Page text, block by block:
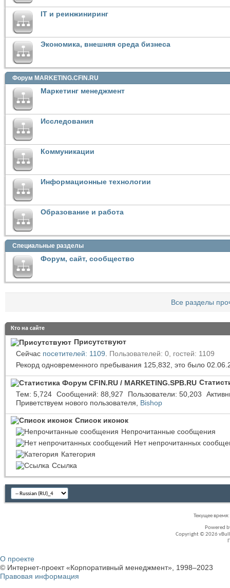
IT и реинжиниринг
Экономика, внешняя среда бизнеса
Форум MARKETING.CFIN.RU
Маркетинг менеджмент
Исследования
Коммуникации
Информационные технологии
Образование и работа
Специальные разделы
Форум, сайт, сообщество
Все разделы
Кто на сайте
Присутствуют
Сейчас посетителей: 1109
Пользователей: 0, гостей: 1109
Рекорд одновременного пребывания 125,832, это было
Тем 5,724 Сообщений 88,927 Пользователи 50,203
Приветствуем нового пользователя, Bishop
Список иконок
Непрочитанные сообщения
Нет непрочитанных
Категория
Ссылка
Текущее время:
Powered
Copyright © 2026
О проекте
© Интернет-проект «Корпоративный менеджмент», 1998–2023
Правовая информация